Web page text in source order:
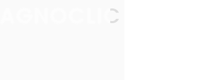
BAGNOCLIC